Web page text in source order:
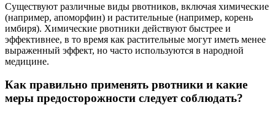
Существуют различные виды рвотников, включая химические
(например, апоморфин) и растительные (например, корень
имбиря). Химические рвотники действуют быстрее и
эффективнее, в то время как растительные могут иметь менее
выраженный эффект, но часто используются в народной
медицине.
Как правильно применять рвотники и какие
меры предосторожности следует соблюдать?